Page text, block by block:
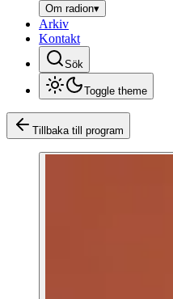
Om radion▾
Arkiv
Kontakt
Sök
Toggle theme
Tillbaka till program